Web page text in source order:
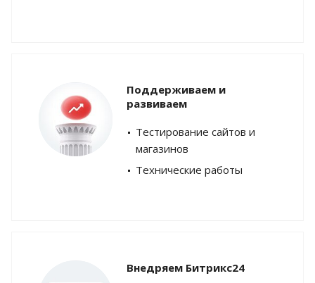
Поддерживаем и
развиваем
Тестирование сайтов и
магазинов
Технические работы
Внедряем Битрикс24